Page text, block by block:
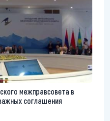
межправсовета в
соглашения